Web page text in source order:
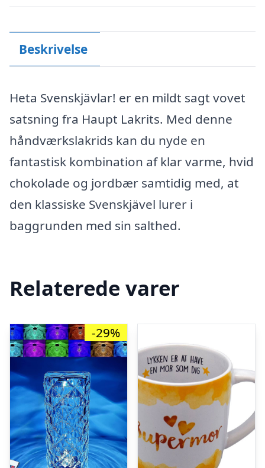
Beskrivelse
Heta Svenskjävlar! er en mildt sagt vovet
satsning fra Haupt Lakrits. Med denne
håndværkslakrids kan du nyde en
fantastisk kombination af klar varme, hvid
chokolade og jordbær samtidig med, at
den klassiske Svenskjävel lurer i
baggrunden med sin salthed.
Relaterede varer
-29%